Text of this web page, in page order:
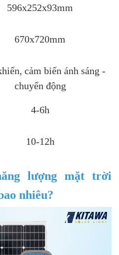
596x252x93mm
670x720mm
cảm biến ánh sáng -
chuyển động
4-6h
10-12h
lượng mặt trời
nhiêu?